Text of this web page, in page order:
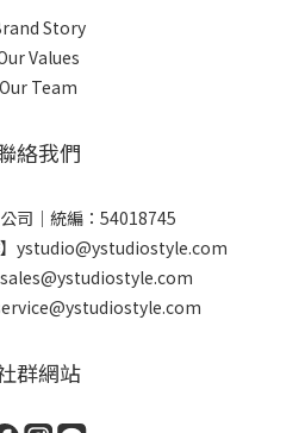
Story
Values
Our Team
絡我們
司｜統編：54018745
】ystudio@ystudiostyle.com
sales@ystudiostyle.com
群網站